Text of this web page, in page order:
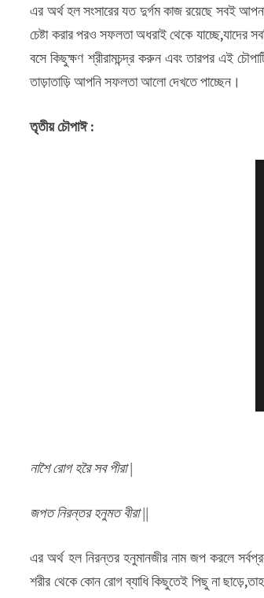
এর অর্থ হল সংসারের যত দুর্গম কাজ রয়েছে সবই
চেষ্টা করার পরও সফলতা অধরাই থেকে যাচ্ছে,যাদের
বসে কিছুক্ষণ শ্রীরামচন্দ্র করুন এবং তারপর এই
তাড়াতাড়ি আপনি সফলতা আলো দেখতে পাচ্ছেন।
তৃতীয় চৌপাঈ :
নাশৈ রোগ হরৈ সব পীরা |
জপত নিরন্তর হনুমত বীরা ||
এর অর্থ হল নিরন্তর হনুমানজীর নাম জপ করলে
শরীর থেকে কোন রোগ ব্যাধি কিছুতেই পিছু না